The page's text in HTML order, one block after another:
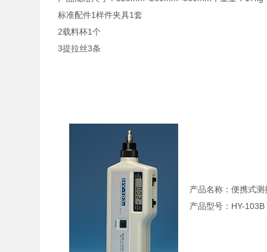
标准配件1样件夹具1套
2载料杯1个
3提拉丝3条
产品名称：便携式测
产品型号：HY-103B